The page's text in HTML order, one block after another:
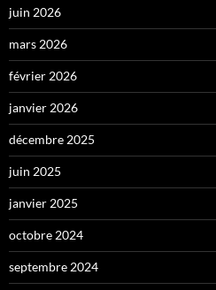
juin 2026
mars 2026
février 2026
janvier 2026
décembre 2025
juin 2025
janvier 2025
octobre 2024
septembre 2024